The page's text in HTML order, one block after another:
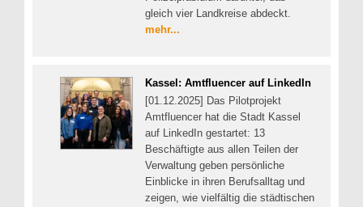
gleich vier Landkreise abdeckt.
mehr...
Kassel: Amtfluencer auf LinkedIn
[01.12.2025] Das Pilotprojekt
Amtfluencer hat die Stadt Kassel
auf LinkedIn gestartet: 13
Beschäftigte aus allen Teilen der
Verwaltung geben persönliche
Einblicke in ihren Berufsalltag und
zeigen, wie vielfältig die städtischen